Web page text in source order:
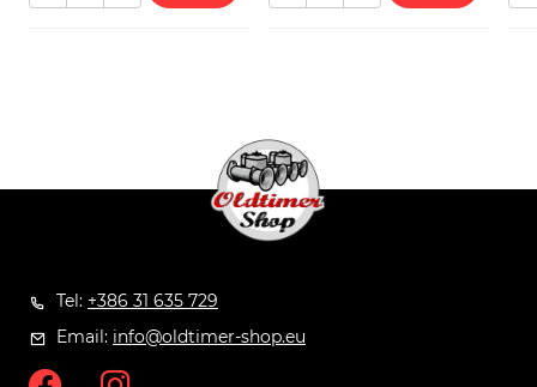
Tel: +386 31 635 729
Email: info@oldtimer-shop.eu